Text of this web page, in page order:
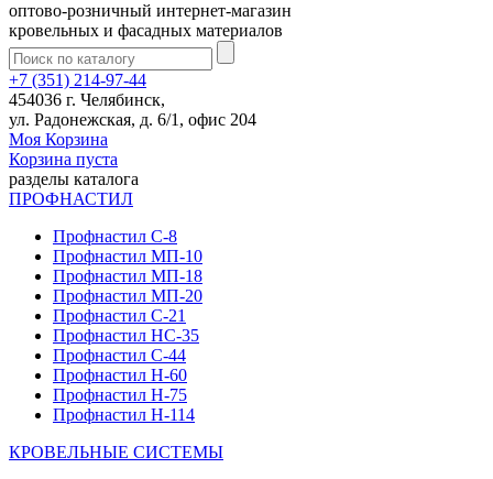
оптово-розничный интернет-магазин
кровельных и фасадных материалов
+7 (351) 214-97-44
454036 г. Челябинск,
ул. Радонежская, д. 6/1, офис 204
Моя Корзина
Корзина пуста
разделы каталога
ПРОФНАСТИЛ
Профнастил С-8
Профнастил МП-10
Профнастил МП-18
Профнастил МП-20
Профнастил С-21
Профнастил НС-35
Профнастил С-44
Профнастил Н-60
Профнастил Н-75
Профнастил Н-114
КРОВЕЛЬНЫЕ СИСТЕМЫ